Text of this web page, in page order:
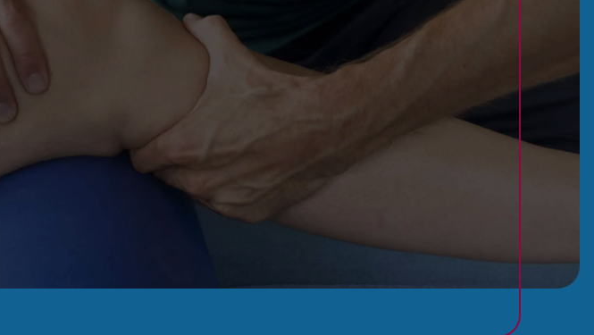
فیزیوتراپی پارگی رباط صلیبی در منزل
آخرین تاریخ به روز رسانی: ۱۴۰۵/۰۵/۱۶